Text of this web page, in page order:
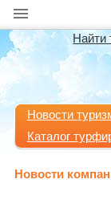
Найти
Новости
Каталог
Новости